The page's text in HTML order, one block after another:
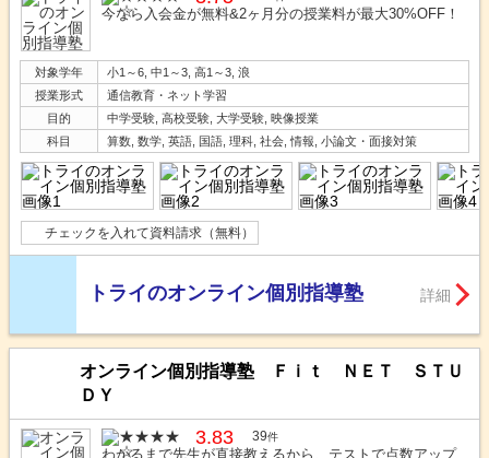
今なら入会金が無料&2ヶ月分の授業料が最大30%OFF！
対象学年
小1～6, 中1～3, 高1～3, 浪
授業形式
通信教育・ネット学習
目的
中学受験, 高校受験, 大学受験, 映像授業
科目
算数, 数学, 英語, 国語, 理科, 社会, 情報, 小論文・面接対策
チェックを入れて資料請求（無料）
トライのオンライン個別指導塾 詳細
オンライン個別指導塾 Ｆｉｔ ＮＥＴ ＳＴＵ
ＤＹ
3.83 39件
わかるまで先生が直接教えるから、テストで点数アップ